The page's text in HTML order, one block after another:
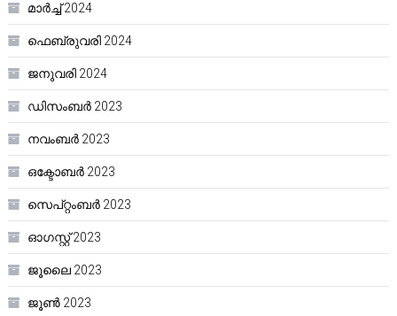
മാർച്ച്‌ 2024
ഫെബ്രുവരി 2024
ജനുവരി 2024
ഡിസംബർ 2023
നവംബർ 2023
ഒക്ടോബർ 2023
സെപ്റ്റംബർ 2023
ഓഗസ്റ്റ്‌ 2023
ജൂലൈ 2023
ജൂൺ 2023